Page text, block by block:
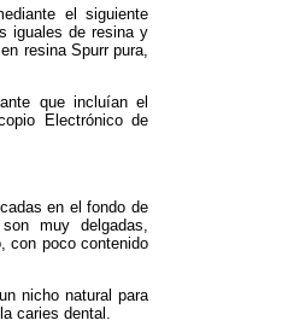
el siguiente
iguales de resina y
resina Spurr pura,
que incluían el
Electrónico de
en el fondo de
muy delgadas,
con poco contenido
nicho natural para
caries dental.